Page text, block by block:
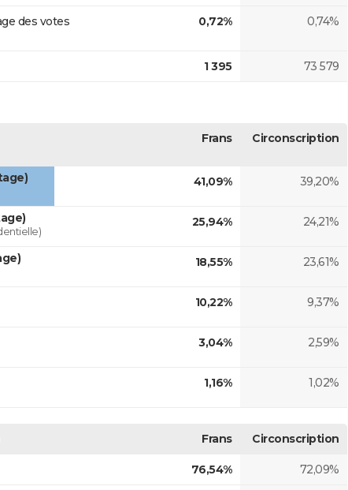
des votes
0,72% 0,74%
1 395 73 579
Frans Circonscription
41,09% 39,20%
25,94% 24,21%
18,55% 23,61%
10,22% 9,37%
3,04% 2,59%
1,16% 1,02%
Frans Circonscription
76,54% 72,09%